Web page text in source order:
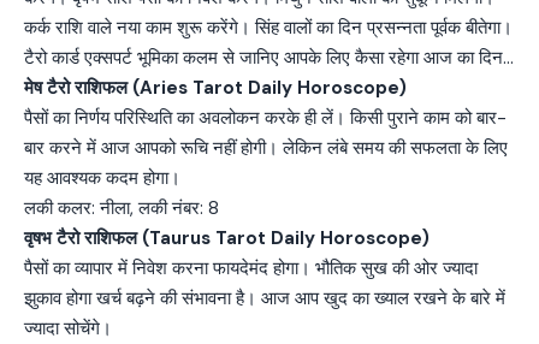
कर्क राशि वाले नया काम शुरू करेंगे। सिंह वालों का दिन प्रसन्नता पूर्वक बीतेगा।
टैरो कार्ड एक्सपर्ट भूमिका कलम से जानिए आपके लिए कैसा रहेगा आज का दिन…
मेष टैरो राशिफल (Aries Tarot Daily Horoscope)
पैसों का निर्णय परिस्थिति का अवलोकन करके ही लें। किसी पुराने काम को बार-
बार करने में आज आपको रूचि नहीं होगी। लेकिन लंबे समय की सफलता के लिए
यह आवश्यक कदम होगा।
लकी कलर: नीला, लकी नंबर: 8
वृषभ टैरो राशिफल (Taurus Tarot Daily Horoscope)
पैसों का व्यापार में निवेश करना फायदेमंद होगा। भौतिक सुख की ओर ज्यादा
झुकाव होगा खर्च बढ़ने की संभावना है। आज आप खुद का ख्याल रखने के बारे में
ज्यादा सोचेंगे।